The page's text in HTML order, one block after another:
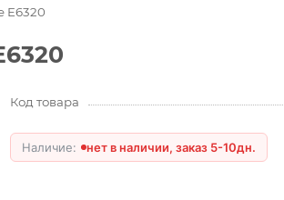
E6320
Код товара
нет в наличии, заказ 5-10дн.